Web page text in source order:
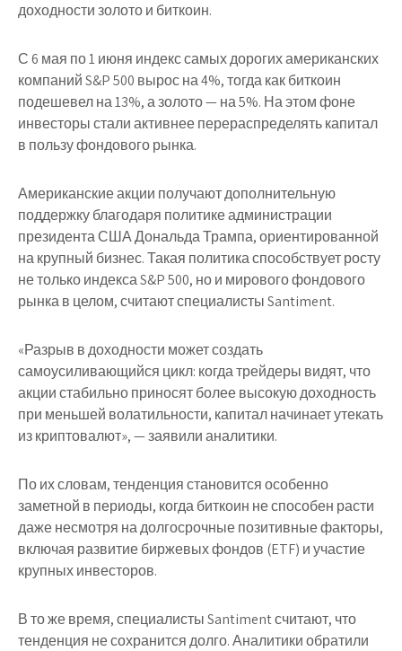
доходности золото и биткоин.
С 6 мая по 1 июня индекс самых дорогих американских
компаний S&P 500 вырос на 4%, тогда как биткоин
подешевел на 13%, а золото — на 5%. На этом фоне
инвесторы стали активнее перераспределять капитал
в пользу фондового рынка.
Американские акции получают дополнительную
поддержку благодаря политике администрации
президента США Дональда Трампа, ориентированной
на крупный бизнес. Такая политика способствует росту
не только индекса S&P 500, но и мирового фондового
рынка в целом, считают специалисты Santiment.
«Разрыв в доходности может создать
самоусиливающийся цикл: когда трейдеры видят, что
акции стабильно приносят более высокую доходность
при меньшей волатильности, капитал начинает утекать
из криптовалют», — заявили аналитики.
По их словам, тенденция становится особенно
заметной в периоды, когда биткоин не способен расти
даже несмотря на долгосрочные позитивные факторы,
включая развитие биржевых фондов (ETF) и участие
крупных инвесторов.
В то же время, специалисты Santiment считают, что
тенденция не сохранится долго. Аналитики обратили